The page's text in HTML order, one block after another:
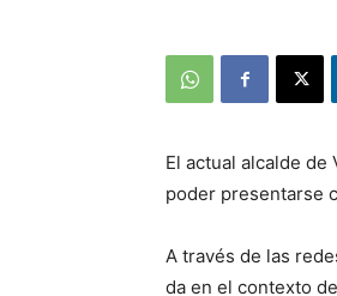
El actual alcalde
poder presentarse
A través de las
da en el contexto